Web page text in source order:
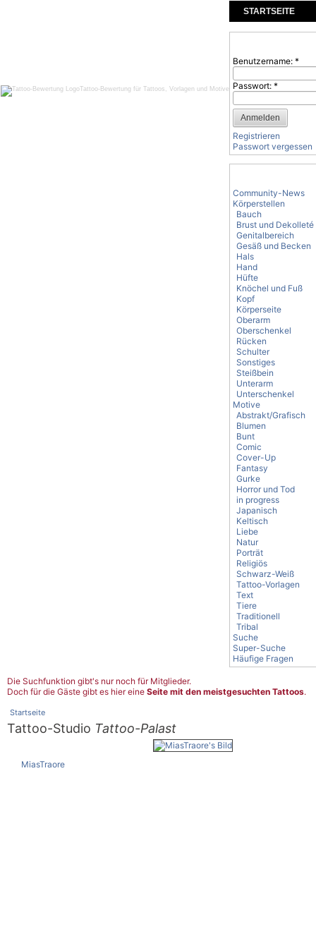
Tattoo-Bewertung für Tattoos, Vorlagen und Motive
STARTSEITE
KOMMENTARE
Benutzername: *
Passwort: *
Registrieren
Passwort vergessen
Community-News
Körperstellen
Bauch
Brust und Dekolleté
Genitalbereich
Gesäß und Becken
Hals
Hand
Hüfte
Knöchel und Fuß
Kopf
Körperseite
Oberarm
Oberschenkel
Rücken
Schulter
Sonstiges
Steißbein
Unterarm
Unterschenkel
Motive
Abstrakt/Grafisch
Blumen
Bunt
Comic
Cover-Up
Fantasy
Gurke
Horror und Tod
in progress
Japanisch
Keltisch
Liebe
Natur
Porträt
Religiös
Schwarz-Weiß
Tattoo-Vorlagen
Text
Tiere
Traditionell
Tribal
Suche
Super-Suche
Häufige Fragen
Die Suchfunktion gibt's nur noch für Mitglieder.
Doch für die Gäste gibt es hier eine Seite mit den meistgesuchten Tattoos.
Startseite
Tattoo-Studio Tattoo-Palast
MiasTraore